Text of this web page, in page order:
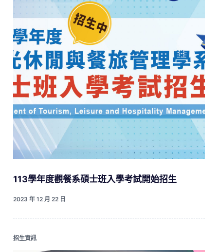
113學年度觀餐系碩士班入學考試開始招生
2023 年 12 月 22 日
招生資訊